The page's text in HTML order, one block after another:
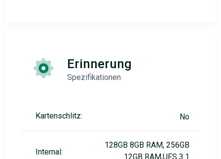
Erinnerung
Spezifikationen
Kartenschlitz: No
Internal:
128GB 8GB RAM, 256GB
12GB RAM,UFS 3.1